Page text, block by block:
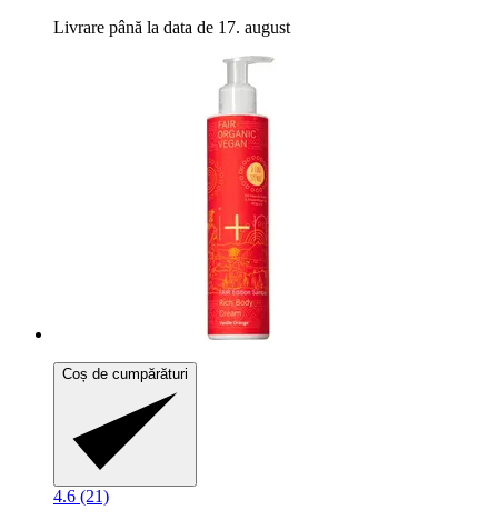
Livrare până la data de 17. august
Coș de cumpărături
4.6 (21)